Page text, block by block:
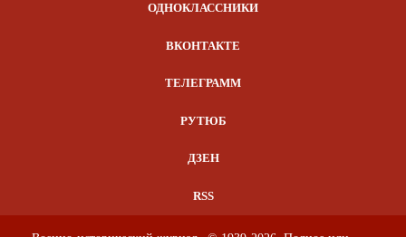
ОДНОКЛАССНИКИ
ВКОНТАКТЕ
ТЕЛЕГРАММ
РУТЮБ
ДЗЕН
RSS